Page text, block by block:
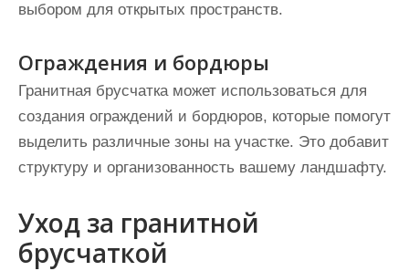
выбором для открытых пространств.
Ограждения и бордюры
Гранитная брусчатка может использоваться для
создания ограждений и бордюров, которые помогут
выделить различные зоны на участке. Это добавит
структуру и организованность вашему ландшафту.
Уход за гранитной
брусчаткой